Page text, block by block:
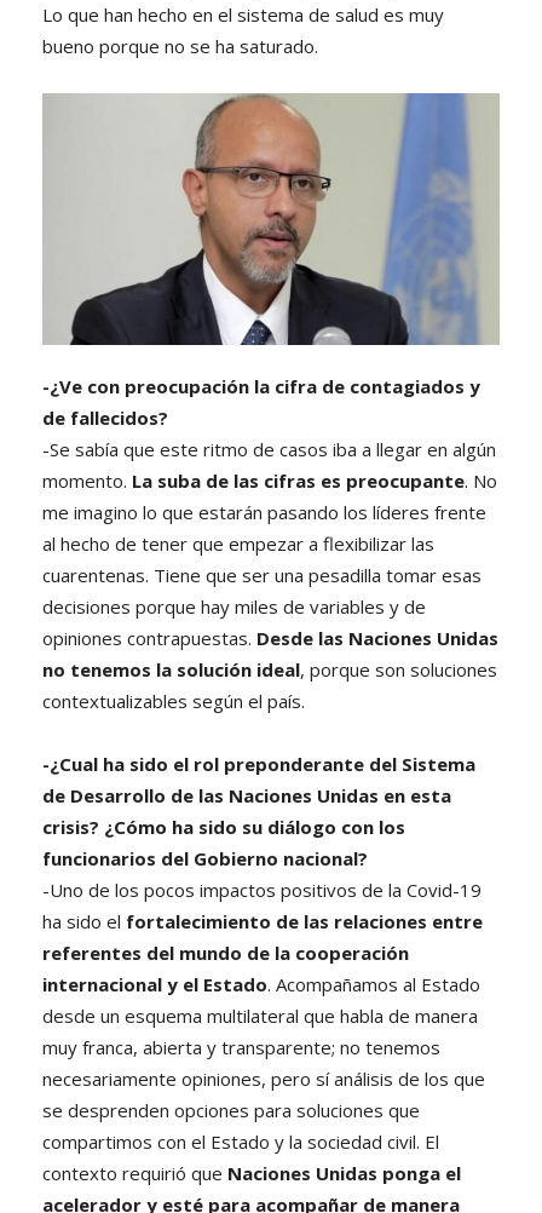
Lo que han hecho en el sistema de salud es muy
bueno porque no se ha saturado.
-¿Ve con preocupación la cifra de contagiados y
de fallecidos?
-Se sabía que este ritmo de casos iba a llegar en algún
momento. La suba de las cifras es preocupante. No
me imagino lo que estarán pasando los líderes frente
al hecho de tener que empezar a flexibilizar las
cuarentenas. Tiene que ser una pesadilla tomar esas
decisiones porque hay miles de variables y de
opiniones contrapuestas. Desde las Naciones Unidas
no tenemos la solución ideal, porque son soluciones
contextualizables según el país.
-¿Cual ha sido el rol preponderante del Sistema
de Desarrollo de las Naciones Unidas en esta
crisis? ¿Cómo ha sido su diálogo con los
funcionarios del Gobierno nacional?
-Uno de los pocos impactos positivos de la Covid-19
ha sido el fortalecimiento de las relaciones entre
referentes del mundo de la cooperación
internacional y el Estado. Acompañamos al Estado
desde un esquema multilateral que habla de manera
muy franca, abierta y transparente; no tenemos
necesariamente opiniones, pero sí análisis de los que
se desprenden opciones para soluciones que
compartimos con el Estado y la sociedad civil. El
contexto requirió que Naciones Unidas ponga el
acelerador y esté para acompañar de manera